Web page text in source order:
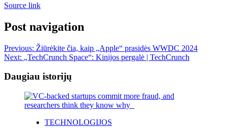
Source link
Post navigation
Previous: Žiūrėkite čia, kaip „Apple“ prasidės WWDC 2024
Next: „TechCrunch Space“: Kinijos pergalė | TechCrunch
Daugiau istorijų
TECHNOLOGIJOS